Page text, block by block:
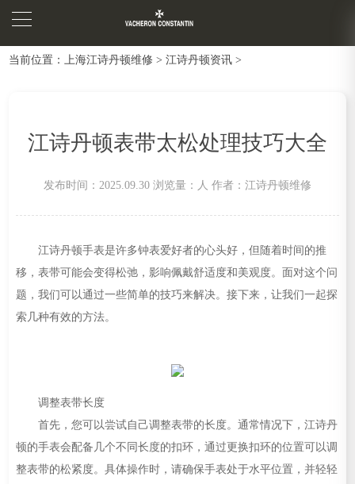
当前位置： 上海江诗丹顿维修 >江诗丹顿资讯 >
江诗丹顿表带太松处理技巧大全
发布时间：2025.09.30 浏览量： 人 作者：江诗丹顿维修
江诗丹顿手表是许多钟表爱好者的心头好，但随着时间的推
移，表带可能会变得松弛，影响佩戴舒适度和美观度。面对这个问
题，我们可以通过一些简单的技巧来解决。接下来，让我们一起探
索几种有效的方法。
调整表带长度
首先，您可以尝试自己调整表带的长度。通常情况下，江诗丹
顿的手表会配备几个不同长度的扣环，通过更换扣环的位置可以调
整表带的松紧度。具体操作时，请确保手表处于水平位置，并轻轻